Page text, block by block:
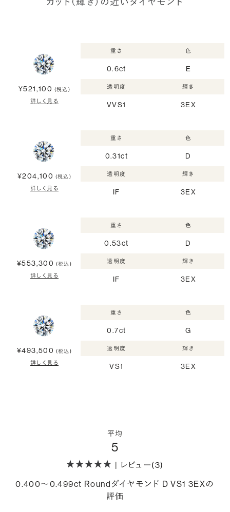
¥521,100 (税込)
詳しく見る
重さ
0.6ct
色
E
透明度
VVS1
輝き
3EX
¥204,100 (税込)
詳しく見る
重さ
0.31ct
色
D
透明度
IF
輝き
3EX
¥553,300 (税込)
詳しく見る
重さ
0.53ct
色
D
透明度
IF
輝き
3EX
¥493,500 (税込)
詳しく見る
重さ
0.7ct
色
G
透明度
VS1
輝き
3EX
平均
5
| レビュー(3)
0.400〜0.499ct Roundダイヤモンド D VS1 3EXの
評価